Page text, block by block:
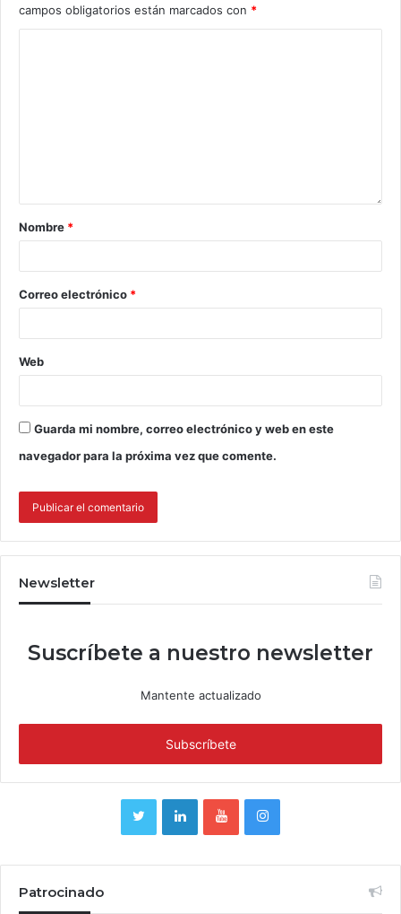
campos obligatorios están marcados con *
Nombre *
Correo electrónico *
Web
Guarda mi nombre, correo electrónico y web en este
navegador para la próxima vez que comente.
Newsletter
Suscríbete a nuestro newsletter
Mantente actualizado
Patrocinado